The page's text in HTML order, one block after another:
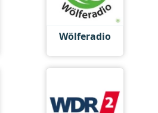
Wölferadio